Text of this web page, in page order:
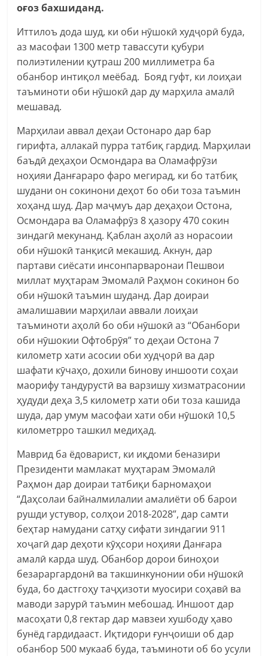
оғоз бахшиданд.
Иттилоъ дода шуд, ки оби нӯшокӣ худҷорӣ буда,
аз масофаи 1300 метр тавассути қубури
полиэтилении қутраш 200 миллиметра ба
обанбор интиқол меёбад. Бояд гуфт, ки лоиҳаи
таъминоти оби нӯшокӣ дар ду марҳила амалӣ
мешавад.
Марҳилаи аввал деҳаи Остонаро дар бар
гирифта, аллакай пурра татбиқ гардид. Марҳилаи
баъдӣ деҳаҳои Осмондара ва Оламафрӯзи
ноҳияи Данғараро фаро мегирад, ки бо татбиқ
шудани он сокинони деҳот бо оби тоза таъмин
хоҳанд шуд. Дар маҷмуъ дар деҳаҳои Остона,
Осмондара ва Оламафрӯз 8 ҳазору 470 сокин
зиндагӣ мекунанд. Қаблан аҳолӣ аз норасоии
оби нӯшокӣ танқисӣ мекашид. Акнун, дар
партави сиёсати инсонпарваронаи Пешвои
миллат муҳтарам Эмомалӣ Раҳмон сокинон бо
оби нӯшокӣ таъмин шуданд. Дар доираи
амалишавии марҳилаи аввали лоиҳаи
таъминоти аҳолӣ бо оби нӯшокӣ аз “Обанбори
оби нӯшокии Офтобрӯя” то деҳаи Остона 7
километр хати асосии оби худҷорӣ ва дар
шафати кӯчаҳо, дохили бинову иншооти соҳаи
маорифу тандурустӣ ва варзишу хизматрасонии
ҳудуди деҳа 3,5 километр хати оби тоза кашида
шуда, дар умум масофаи хати оби нӯшокӣ 10,5
километрро ташкил медиҳад.
Маврид ба ёдоварист, ки иқдоми беназири
Президенти мамлакат муҳтарам Эмомалӣ
Раҳмон дар доираи татбиқи барномаҳои
“Даҳсолаи байналмилалии амалиёти об барои
рушди устувор, солҳои 2018-2028”, дар самти
беҳтар намудани сатҳу сифати зиндагии 911
хоҷагӣ дар деҳоти кӯҳсори ноҳияи Данғара
амалӣ карда шуд. Обанбор дорои биноҳои
безараргардонӣ ва такшинкунонии оби нӯшокӣ
буда, бо дастгоҳу таҷҳизоти муосири соҳавӣ ва
маводи зарурӣ таъмин мебошад. Иншоот дар
масоҳати 0,8 гектар дар мавзеи хушбоду ҳаво
бунёд гардидааст. Иқтидори ғунҷоиши об дар
обанбор 500 мукааб буда, таъминоти об бо усули